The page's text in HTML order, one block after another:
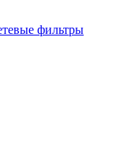
фильтры